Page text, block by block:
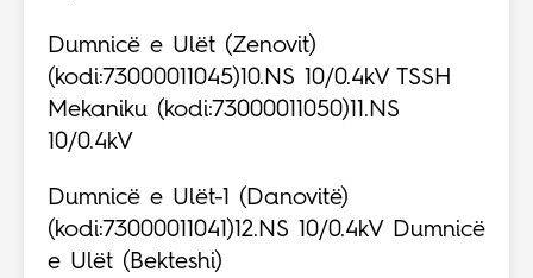
Dumnicë e Ulët (Zenovit)
(kodi:73000011045)10.NS 10/0.4kV TSSH
Mekaniku (kodi:73000011050)11.NS
10/0.4kV
Dumnicë e Ulët-1 (Danovitë)
(kodi:73000011041)12.NS 10/0.4kV Dumnicë
e Ulët (Bekteshi)